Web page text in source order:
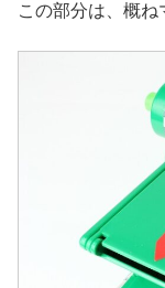
この部分は、概ね